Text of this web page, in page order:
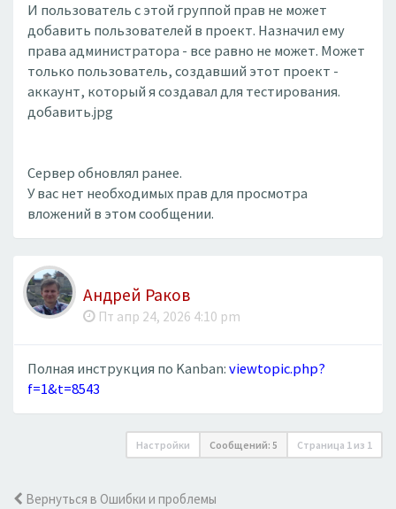
И пользователь с этой группой прав не может
добавить пользователей в проект. Назначил ему
права администратора - все равно не может. Может
только пользователь, создавший этот проект -
аккаунт, который я создавал для тестирования.
добавить.jpg
Сервер обновлял ранее.
У вас нет необходимых прав для просмотра
вложений в этом сообщении.
Андрей Раков
Пт апр 24, 2026 4:10 pm
Полная инструкция по Kanban:viewtopic.php?
f=1&t=8543
Настройки Сообщений: 5 Страница 1 из 1
Вернуться в Ошибки и проблемы